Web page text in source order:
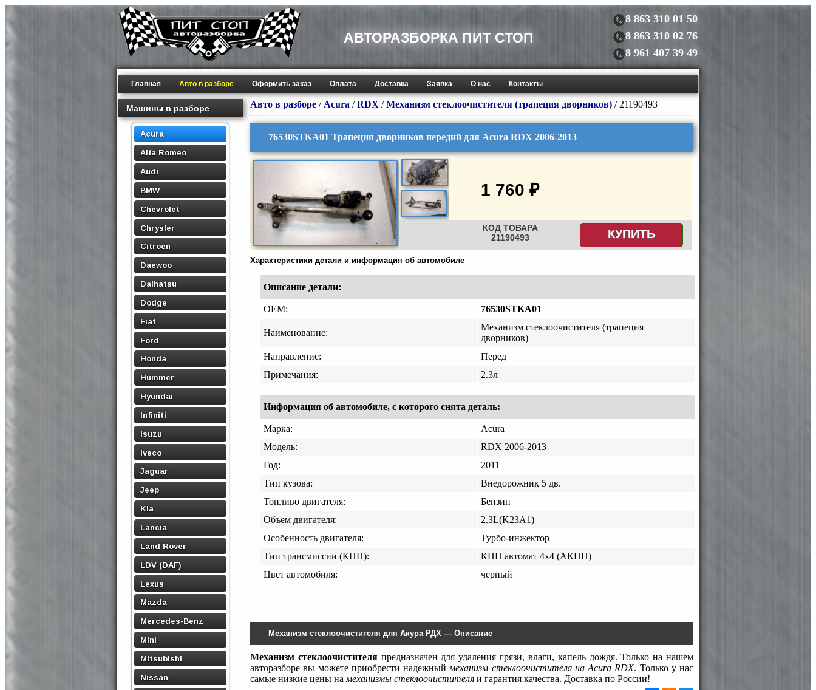
АВТОРАЗБОРКА ПИТ СТОП
8 863 310 01 50
8 863 310 02 76
8 961 407 39 49
Главная Авто в разборе Оформить заказ Оплата Доставка Заявка О нас Контакты
Машины в разборе
Acura
Alfa Romeo
Audi
BMW
Chevrolet
Chrysler
Citroen
Daewoo
Daihatsu
Dodge
Fiat
Ford
Honda
Hummer
Hyundai
Infiniti
Isuzu
Iveco
Jaguar
Jeep
Kia
Lancia
Land Rover
LDV (DAF)
Lexus
Mazda
Mercedes-Benz
Mini
Mitsubishi
Nissan
Авто в разборе / Acura /RDX /Механизм стеклоочистителя (трапеция дворников) / 21190493
76530STKA01 Трапеция дворников передий для Acura RDX 2006-2013
1 760 ₽
КОД ТОВАРА
21190493
КУПИТЬ
Характеристики детали и информация об автомобиле
Описание детали:
OEM: 76530STKA01
Наименование:
Механизм стеклоочистителя (трапеция
дворников)
Направление:
Перед
Примечания:
2.3л
Информация об автомобиле, с которого снята деталь:
Марка:
Acura
Модель:
RDX 2006-2013
Год:
2011
Тип кузова:
Внедорожник 5 дв.
Топливо двигателя:
Бензин
Объем двигателя:
2.3L(K23A1)
Особенность двигателя:
Турбо-инжектор
Тип трансмиссии (КПП):
КПП автомат 4х4 (АКПП)
Цвет автомобиля:
черный
Механизм стеклоочистителя для Акура РДХ — Описание
Механизм стеклоочистителяпредназначен для удаления грязи, влаги, капель дождя. Только на нашем
авторазборе вы можете приобрести надежный механизм стеклоочистителя на Acura RDX. Только у нас
самые низкие цены на механизмы стеклоочистителя и гарантия качества. Доставка по России!